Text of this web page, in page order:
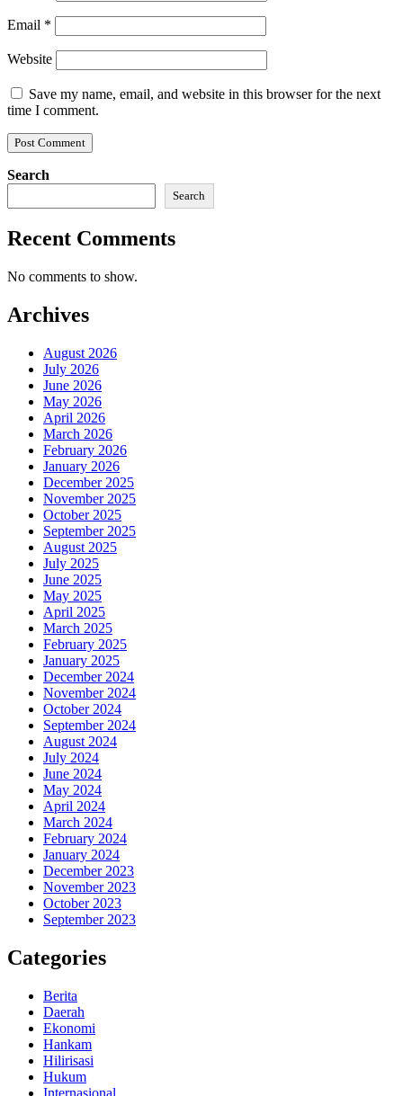
Email *
Website
Save my name, email, and website in this browser for the next
time I comment.
Search
Search
Recent Comments
No comments to show.
Archives
August 2026
July 2026
June 2026
May 2026
April 2026
March 2026
February 2026
January 2026
December 2025
November 2025
October 2025
September 2025
August 2025
July 2025
June 2025
May 2025
April 2025
March 2025
February 2025
January 2025
December 2024
November 2024
October 2024
September 2024
August 2024
July 2024
June 2024
May 2024
April 2024
March 2024
February 2024
January 2024
December 2023
November 2023
October 2023
September 2023
Categories
Berita
Daerah
Ekonomi
Hankam
Hilirisasi
Hukum
Internasional